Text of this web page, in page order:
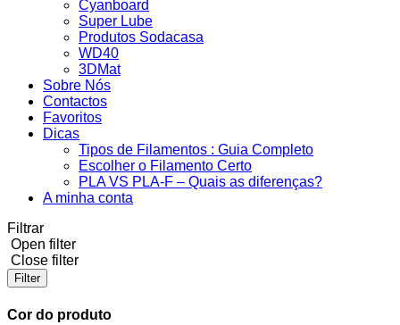
Cyanboard
Super Lube
Produtos Sodacasa
WD40
3DMat
Sobre Nós
Contactos
Favoritos
Dicas
Tipos de Filamentos : Guia Completo
Escolher o Filamento Certo
PLA VS PLA-F – Quais as diferenças?
A minha conta
Filtrar
Open filter
Close filter
Filter
Cor do produto